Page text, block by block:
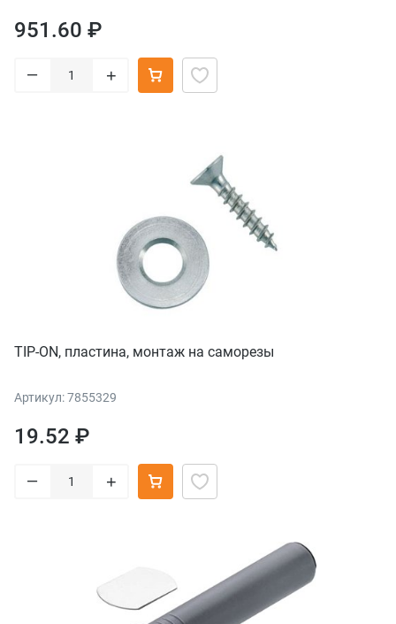
951.60 ₽
– +
TIP-ON, пластина, монтаж на саморезы
Артикул: 7855329
19.52 ₽
– +